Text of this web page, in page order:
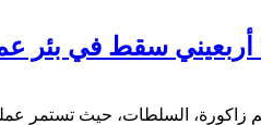
سقط في بئر
زاكورة، السلطات، حيث